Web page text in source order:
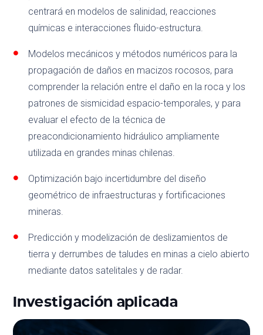
centrará en modelos de salinidad, reacciones
químicas e interacciones fluido-estructura.
Modelos mecánicos y métodos numéricos para la
propagación de daños en macizos rocosos, para
comprender la relación entre el daño en la roca y los
patrones de sismicidad espacio-temporales, y para
evaluar el efecto de la técnica de
preacondicionamiento hidráulico ampliamente
utilizada en grandes minas chilenas.
Optimización bajo incertidumbre del diseño
geométrico de infraestructuras y fortificaciones
mineras.
Predicción y modelización de deslizamientos de
tierra y derrumbes de taludes en minas a cielo abierto
mediante datos satelitales y de radar.
Investigación aplicada